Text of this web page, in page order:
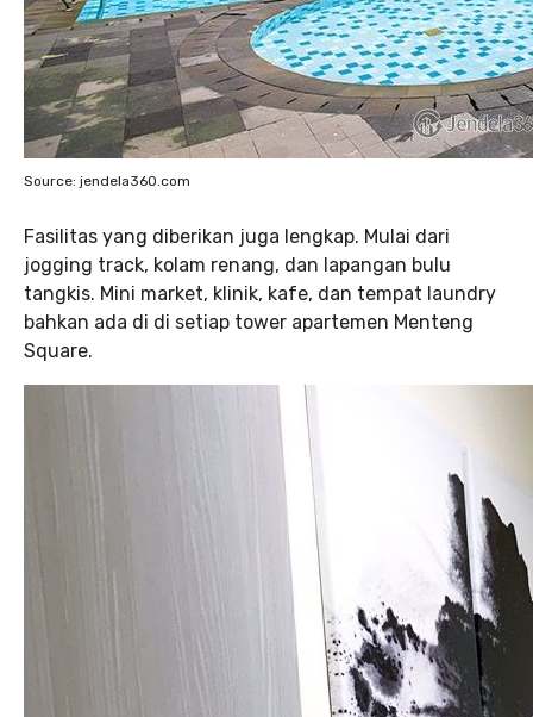
Source: jendela360.com
Fasilitas yang diberikan juga lengkap. Mulai dari
jogging track, kolam renang, dan lapangan bulu
tangkis. Mini market, klinik, kafe, dan tempat laundry
bahkan ada di di setiap tower apartemen Menteng
Square.